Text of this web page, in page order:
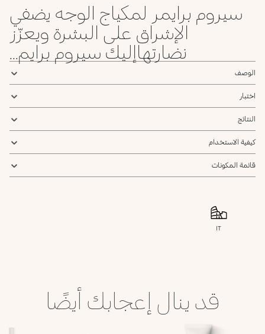
سيروم برايمر لمكياج الوجه يضفي
الإشراق على البشرة ويعزّز
نضارتهاإليك سيروم برايم...
الوصف
اختبار
النتائج
كيفية الاستخدام
قائمة المكونات
IT
قد ينال إعجابك أيضًا